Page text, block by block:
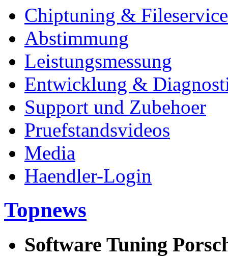
Chiptuning & Fileservice
Abstimmung
Leistungsmessung
Entwicklung &
Support und Zubehoer
Pruefstandsvideos
Media
Haendler-Login
Topnews
Software Tuning